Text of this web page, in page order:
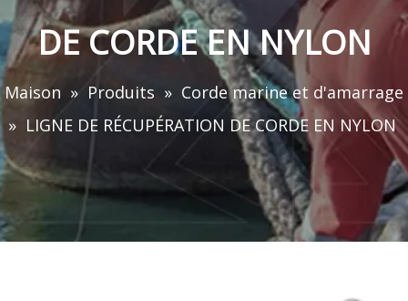
DE CORDE EN NYLON
Maison » Produits » Corde marine et d'amarrage
» LIGNE DE RÉCUPÉRATION DE CORDE EN NYLON